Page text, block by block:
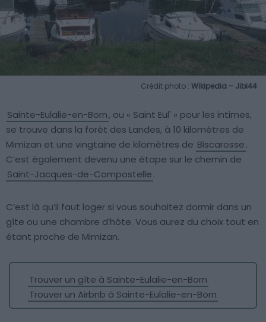
Crédit photo : Wikipedia – Jibi44
Sainte-Eulalie-en-Born, ou « Saint Eul' » pour les intimes,
se trouve dans la forêt des Landes, à 10 kilomètres de
Mimizan et une vingtaine de kilomètres de Biscarosse.
C’est également devenu une étape sur le chemin de
Saint-Jacques-de-Compostelle.
C’est là qu’il faut loger si vous souhaitez dormir dans un
gîte ou une chambre d’hôte. Vous aurez du choix tout en
étant proche de Mimizan.
Trouver un gîte à Sainte-Eulalie-en-Born
Trouver un Airbnb à Sainte-Eulalie-en-Born